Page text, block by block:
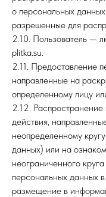
о персональных
разрешенные для
2.10. Пользователь —
plitka.su.
2.11. Предоставление
направленные на
определенному лицу
2.12.
действия,
неопределенному
данных) или на
неограниченного
персональных данных
размещение в